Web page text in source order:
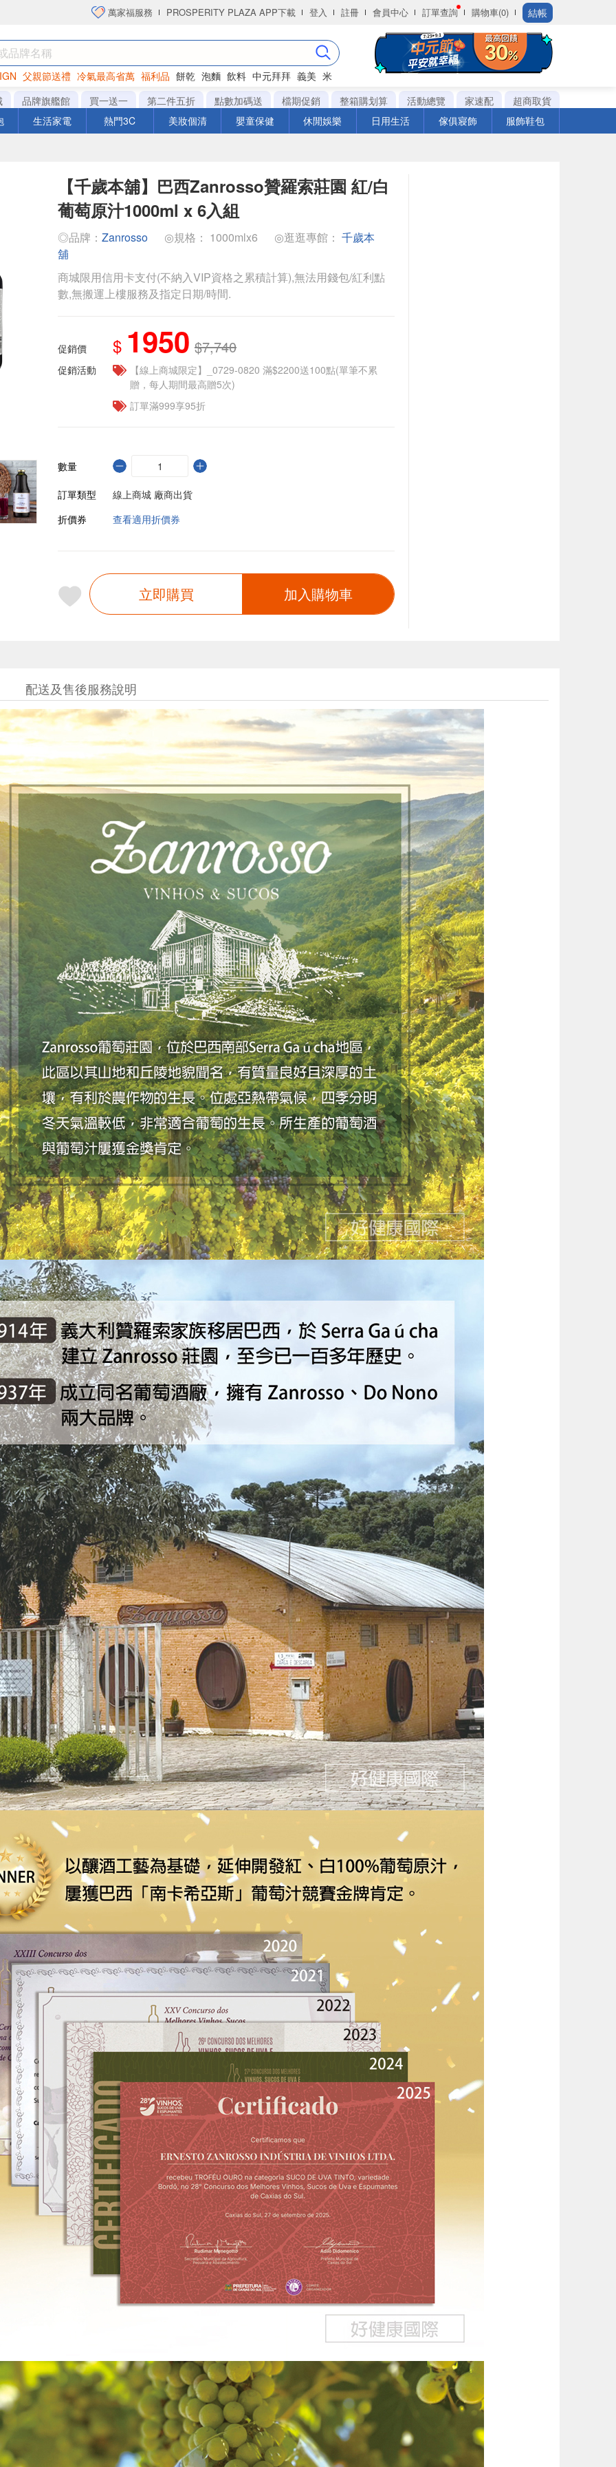
萬家福服務 PROSPERITY PLAZA APP下載 登入 註冊 會員中心 訂單查詢 購物車(0) 結帳
父親節送禮 冷氣最高省萬 福利品 餅乾 泡麵 飲料 中元拜拜 義美 米
衛生紙
品牌旗艦館 買一送一 第二件五折 點數加碼送 檔期促銷 整箱購划算 活動總覽 家速配
超商取貨
生活家電 熱門3C 美妝個清 嬰童保健 休閒娛樂 日用生活 傢俱寢飾 服飾鞋包
【千歲本舖】巴西Zanrosso贊羅索莊園 紅/白
葡萄原汁1000ml x 6入組
◎品牌： Zanrosso ◎規格： 1000mlx6 ◎逛逛專館： 千歲本
舖
商城限用信用卡支付(不納入VIP資格之累積計算),無法用錢包/紅利點
數,無搬運上樓服務及指定日期/時間.
促銷價 $ 1950 $7,740
促銷活動
【線上商城限定】_0729-0820 滿$2200送100點(單筆不累
贈，每人期間最高贈5次)
訂單滿999享95折
數量
訂單類型
線上商城 廠商出貨
折價券
查看適用折價券
立即購買 加入購物車
配送及售後服務說明